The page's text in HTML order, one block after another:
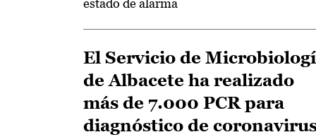
estado de alarma
El Servicio de
de Albacete ha realizado
más de 7.000 PCR para
diagnóstico de